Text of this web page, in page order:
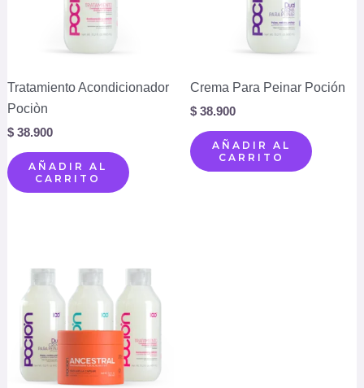
Tratamiento Acondicionador
Pociòn
$38.900
AÑADIR AL
CARRITO
Crema Para Peinar Poción
$ 38.900
AÑADIR AL
CARRITO